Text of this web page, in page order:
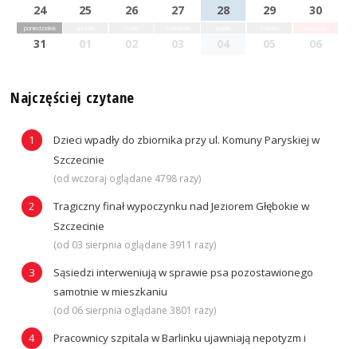
24 25 26 27 28 29 30
poniedziałek
31 01 02 03 04 05 06
Najczęściej czytane
Dzieci wpadły do zbiornika przy ul. Komuny Paryskiej w
Szczecinie
(od wczoraj oglądane 4798 razy)
Tragiczny finał wypoczynku nad Jeziorem Głębokie w
Szczecinie
(od 03 sierpnia oglądane 3911 razy)
Sąsiedzi interweniują w sprawie psa pozostawionego
samotnie w mieszkaniu
(od 06 sierpnia oglądane 3801 razy)
Pracownicy szpitala w Barlinku ujawniają nepotyzm i